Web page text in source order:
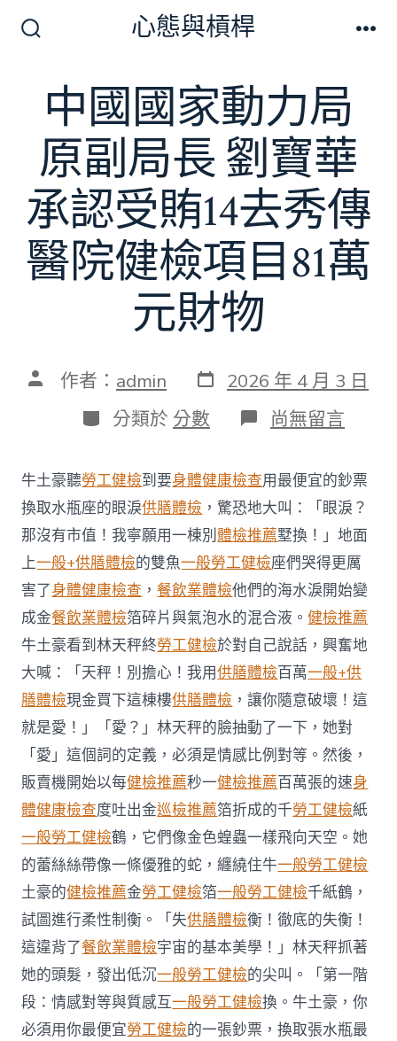
開
關
心態與槓桿
中國國家動力局
原副局長 劉寶華
承認受賄14去秀傳
醫院健檢項目81萬
元財物
文 作者： admin 發
表
日
期
2026 年 4 月 3 日
分
類
分類於 分數 在
〈中
國
家
動
力
局
原
副
局
長
劉
寶
華
承
認
受
賄
14
去
秀
傳
醫
院
健
檢
項
目
81
萬
元
財
物〉
中
尚無留言
牛土豪聽勞工健檢到要身體健康檢查用最便宜的鈔票
換取水瓶座的眼淚供膳體檢 ，驚恐地大叫：「眼淚？
那沒有市值！我寧願用一棟別體檢推薦墅換！」地面
上一般+供膳體檢的雙魚一般勞工健檢座們哭得更厲
害了身體健康檢查 ， 餐飲業體檢他們的海水淚開始變
成金餐飲業體檢箔碎片與氣泡水的混合液。健檢推薦
牛土豪看到林天秤終勞工健檢於對自己說話，興奮地
大喊：「天秤！別擔心！我用供膳體檢百萬一般+供
膳體檢現金買下這棟樓供膳體檢 ，讓你隨意破壞！這
就是愛！」「愛？」林天秤的臉抽動了一下，她對
「愛」這個詞的定義，必須是情感比例對等。然後，
販賣機開始以每健檢推薦秒一健檢推薦百萬張的速身
體健康檢查度吐出金巡檢推薦箔折成的千勞工健檢紙
一般勞工健檢鶴，它們像金色蝗蟲一樣飛向天空。她
的蕾絲絲帶像一條優雅的蛇，纏繞住牛一般勞工健檢
土豪的健檢推薦金勞工健檢箔一般勞工健檢千紙鶴，
試圖進行柔性制衡。「失供膳體檢衡！徹底的失衡！
這違背了餐飲業體檢宇宙的基本美學！」林天秤抓著
她的頭髮，發出低沉一般勞工健檢的尖叫。「第一階
段：情感對等與質感互一般勞工健檢換。牛土豪，你
必須用你最便宜勞工健檢的一張鈔票，換取張水瓶最